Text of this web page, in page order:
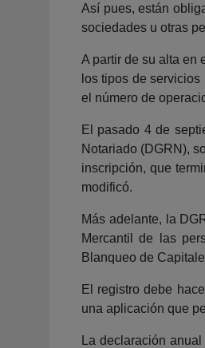
Así pues, están
sociedades u otras
A partir de su alta en
los tipos de
el número de
El pasado 4 de
Notariado (DGRN),
inscripción, que
modificó.
Más adelante, la
Mercantil de las
Blanqueo de
El registro debe
una aplicación que
La declaración